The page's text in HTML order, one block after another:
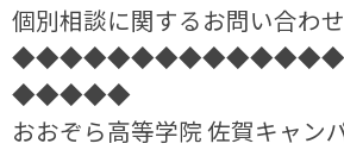
個別相談に関するお問い合わ
◆◆◆◆◆
おおぞら高等学院 佐賀キャン